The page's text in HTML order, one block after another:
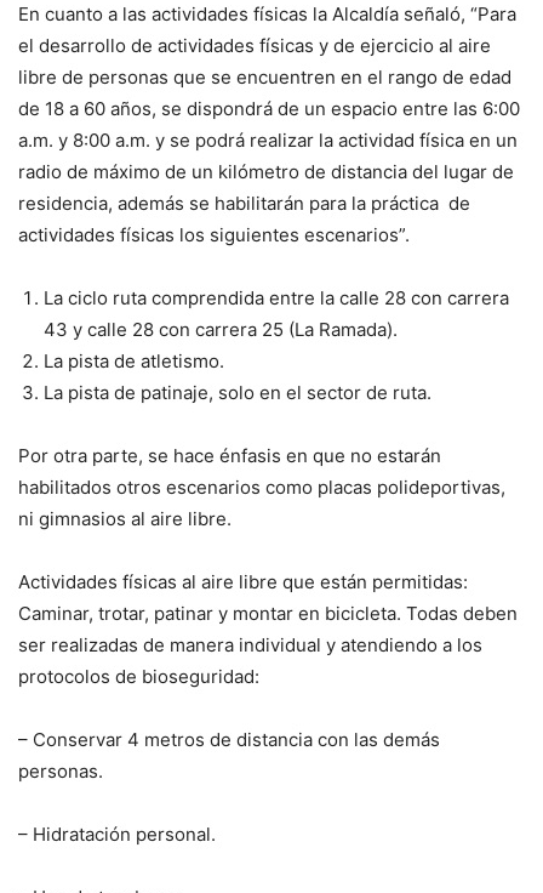
En cuanto a las actividades físicas la Alcaldía señaló, “Para
el desarrollo de actividades físicas y de ejercicio al aire
libre de personas que se encuentren en el rango de edad
de 18 a 60 años, se dispondrá de un espacio entre las 6:00
a.m. y 8:00 a.m. y se podrá realizar la actividad física en un
radio de máximo de un kilómetro de distancia del lugar de
residencia, además se habilitarán para la práctica de
actividades físicas los siguientes escenarios”.
La ciclo ruta comprendida entre la calle 28 con carrera
43 y calle 28 con carrera 25 (La Ramada).
La pista de atletismo.
La pista de patinaje, solo en el sector de ruta.
Por otra parte, se hace énfasis en que no estarán
habilitados otros escenarios como placas polideportivas,
ni gimnasios al aire libre.
Actividades físicas al aire libre que están permitidas:
Caminar, trotar, patinar y montar en bicicleta. Todas deben
ser realizadas de manera individual y atendiendo a los
protocolos de bioseguridad:
– Conservar 4 metros de distancia con las demás
personas.
– Hidratación personal.